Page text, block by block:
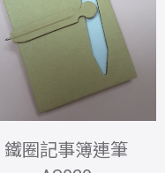
鐵圈記事簿連筆